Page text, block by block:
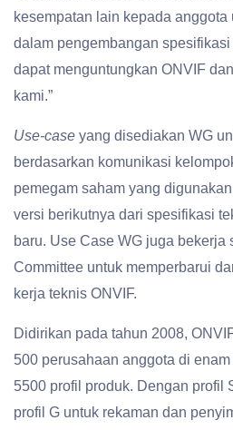
kesempatan lain kepada anggota
dalam pengembangan
dapat menguntungkan ONVIF
kami.”
Use-case yang disediakan WG
berdasarkan komunikasi
pemegam saham yang
versi berikutnya dari spesifikasi
baru. Use Case WG juga bekerja
Committee untuk memperbarui
kerja teknis ONVIF.
Didirikan pada tahun 2008,
500 perusahaan anggota di
5500 profil produk. Dengan profil
profil G untuk rekaman dan